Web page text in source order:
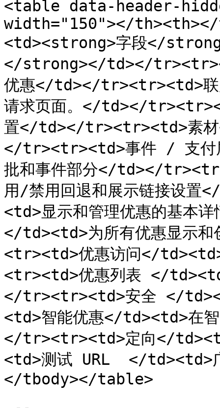
<table data-header-
width="150"></
<td><strong>字段</
</strong></td></
优惠</td></tr><tr><td>联
请求页面。</td></
置</td></tr><tr><td>素材
</tr><tr><td>事件 / 支付
批和事件部分</td></
用/禁用回退和展示链接设
<td>显示和管理优惠的基
</td><td>为所有优惠显示
<tr><td>优惠访问</
<tr><td>优惠列表 </
</tr><tr><td>安全 </
<td>智能优惠</td><td>在
</tr><tr><td>定向</
<td>测试 URL  </td><td>
</tbody></table>